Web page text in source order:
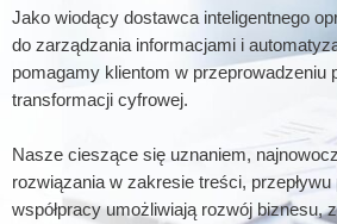
Jako wiodący dostawca inteligentnego
do zarządzania informacjami i
pomagamy klientom w przeprowadzeniu
transformacji cyfrowej.
Nasze cieszące się uznaniem,
rozwiązania w zakresie treści, przepływu
współpracy umożliwiają rozwój biznesu,